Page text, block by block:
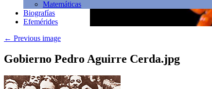
Matemáticas
Biografías
Efemérides
← Previous image
Gobierno Pedro Aguirre Cerda.jpg